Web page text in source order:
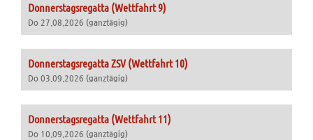
Donnerstagsregatta (Wettfahrt 9)
Do 27.08.2026 (ganztägig)
Donnerstagsregatta ZSV (Wettfahrt 10)
Do 03.09.2026 (ganztägig)
Donnerstagsregatta (Wettfahrt 11)
Do 10.09.2026 (ganztägig)